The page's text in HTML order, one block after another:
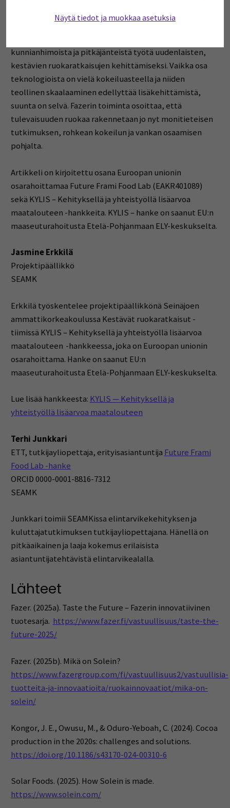
Näytä tiedot ja muokkaa asetuksia
tuotekehitysprojektit ja tuotelanseeraukset osoittivat,
kunnianhimoista ja pitkäjänteistä työtä uudenlaisten,
kestävien ruokaratkaisujen kehittämiseksi. Vaikka osa
teknologioista on vielä kokeiluasteella ja niiden
teollinen skaalaaminen edellyttää lisäkehittämistä,
suunta on selvä. Fazerin toiminta osoittaa, että
tulevaisuuden ruokaa rakennetaan jo nyt monitieteisen
tutkimuksen, rohkean kokeilun ja vankan osaamisen
pohjalta.
Artikkeli on kirjoitettu osana Euroopan unionin
osarahoittamaa Future Frami Food Lab (EAKR401089)
sekä KYLIS – Kehityksellä ja yhteistyöllä lisäarvoa
maatalouteen -hankkeita. KYLIS – hanke on saanut EU:n
maaseuturahoitusta Etelä-Pohjanmaan ELY-keskukselta.
Jasmine Erkkilä
Projektipäällikkö
SEAMK
Erkkilä työskentelee projektipäällikkönä Seinäjoen
ammattikorkeakoulussa Kestävät ruokaratkaisut -
tiimissä KYLIS – Kehityksellä ja yhteistyöllä lisäarvoa
maatalouteen -hankkeessa, joka on Euroopan unionin
osarahoittama. Hanke on saanut EU:n
maaseuturahoitusta Etelä-Pohjanmaan ELY-keskukselta.
Lue lisää hankkeesta: KYLIS — Kehityksellä ja
yhteistyöllä lisäarvoa maatalouteen
Terhi Junkkari
ETT, tutkijayliopettaja, erityisasiantuntija Future Frami
Food Lab -hanke
ORCID 0000-0001-8816-7312
SEAMK
Junkkari toimii SEAMKissa elintarvikekehityksen ja
kuluttajatutkimuksen tutkijayliopettajana. Hänellä on
pitkäaikainen ja laaja kokemus erilaisista
asiantuntijatehtävistä elintarvikealalla.
Lähteet
Fazer. (2025a). Taste the Future – Fazerin innovatiivinen
tuotesarja. https://www.fazer.fi/vastuullisuus/taste-the-
future-2025/
Fazer. (2025b). Mikä on Solein?
https://www.fazergroup.com/fi/vastuullisuus2/vastuullisia-
tuotteita-ja-innovaatioita/ruokainnovaatiot/mika-on-
solein/
Kongor, J. E., Owusu, M., & Oduro-Yeboah, C. (2024). Cocoa
production in the 2020s: challenges and solutions.
https://doi.org/10.1186/s43170-024-00310-6
Solar Foods. (2025). How Solein is made.
https://www.solein.com/